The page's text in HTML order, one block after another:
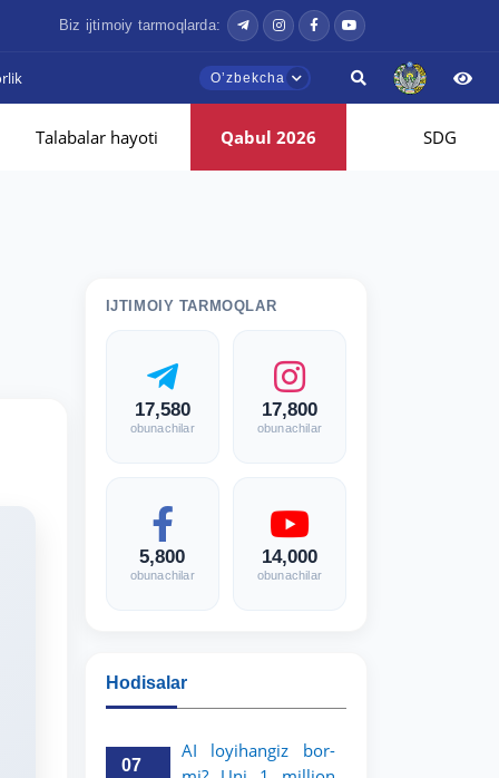
Biz ijtimoiy tarmoqlarda:
Oʼzbekcha
Talabalar hayoti Qabul 2026 SDG
IJTIMOIY TARMOQLAR
17,580
obunachilar
17,800
obunachilar
5,800
obunachilar
14,000
obunachilar
Hodisalar
07
AI loyihangiz bor-